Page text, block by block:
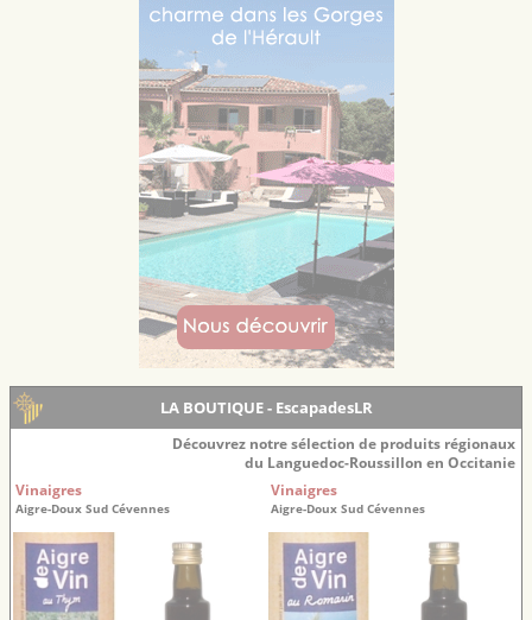
LA BOUTIQUE - EscapadesLR
Découvrez notre sélection de produits régionaux
du Languedoc-Roussillon en Occitanie
Vinaigres
Aigre-Doux Sud Cévennes
Vinaigres
Aigre-Doux Sud Cévennes